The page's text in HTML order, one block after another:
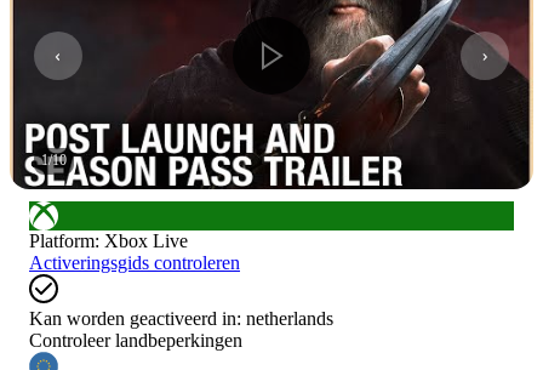
1/10
Platform: Xbox Live
Activeringsgids controleren
Kan worden geactiveerd in: netherlands
Controleer landbeperkingen